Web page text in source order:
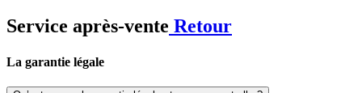
Service après-vente Retour
La garantie légale